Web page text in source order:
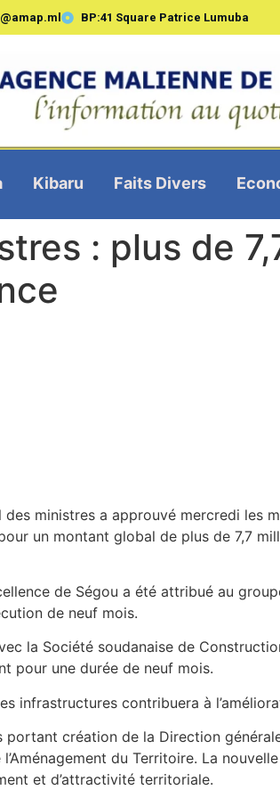
BP:41 Square Patrice Lumuba
Kibaru Faits Divers
: plus de
des ministres a approuvé mercredi les
un montant global de plus de 7,7
de Ségou a été attribué au
de neuf mois.
la Société soudanaise de
pour une durée de neuf mois.
infrastructures contribuera à
création de la Direction
du Territoire. La
et d’attractivité territoriale.